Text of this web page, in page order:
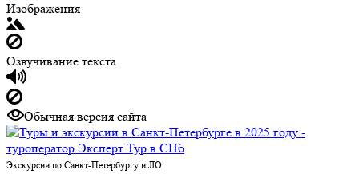
Изображения
Озвучивание текста
Обычная версия сайта
Экскурсии по Санкт-Петербургу и ЛО